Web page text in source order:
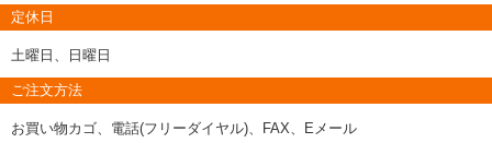
定休日
土曜日、日曜日
ご注文方法
お買い物カゴ、電話(フリーダイヤル)、FAX、Eメール